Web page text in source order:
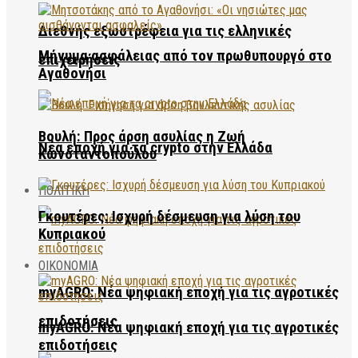
Διεθνής εξωστρέφεια για τις ελληνικές
επιχειρήσεις
Νέα εποχή για τα crypto στην Ελλάδα
ΠΟΛΙΤΙΚΗ
myAGRO: Νέα ψηφιακή εποχή για τις αγροτικές
επιδοτήσεις
Μήνυμα ασφάλειας από τον πρωθυπουργό στο
Αγαθονήσι
Βουλή: Προς άρση ασυλίας η Ζωή
Κωνσταντοπούλου
Γκουτέρες: Ισχυρή δέσμευση για λύση του
Κυπριακού
ΟΙΚΟΝΟΜΙΑ
myAGRO: Νέα ψηφιακή εποχή για τις αγροτικές
επιδοτήσεις